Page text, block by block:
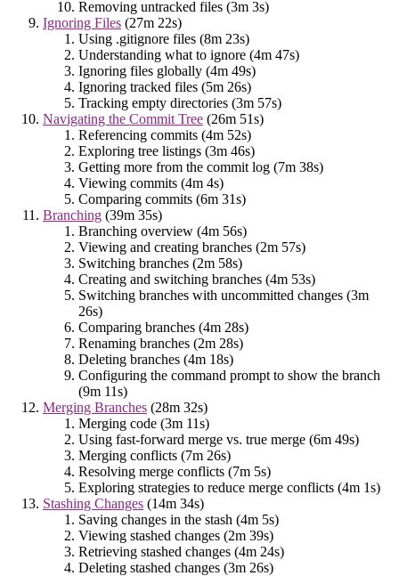
Removing untracked files (3m 3s)
Ignoring Files (27m 22s)
Using .gitignore files (8m 23s)
Understanding what to ignore (4m 47s)
Ignoring files globally (4m 49s)
Ignoring tracked files (5m 26s)
Tracking empty directories (3m 57s)
Navigating the Commit Tree (26m 51s)
Referencing commits (4m 52s)
Exploring tree listings (3m 46s)
Getting more from the commit log (7m 38s)
Viewing commits (4m 4s)
Comparing commits (6m 31s)
Branching (39m 35s)
Branching overview (4m 56s)
Viewing and creating branches (2m 57s)
Switching branches (2m 58s)
Creating and switching branches (4m 53s)
Switching branches with uncommitted changes (3m
26s)
Comparing branches (4m 28s)
Renaming branches (2m 28s)
Deleting branches (4m 18s)
Configuring the command prompt to show the branch
(9m 11s)
Merging Branches (28m 32s)
Merging code (3m 11s)
Using fast-forward merge vs. true merge (6m 49s)
Merging conflicts (7m 26s)
Resolving merge conflicts (7m 5s)
Exploring strategies to reduce merge conflicts (4m 1s)
Stashing Changes (14m 34s)
Saving changes in the stash (4m 5s)
Viewing stashed changes (2m 39s)
Retrieving stashed changes (4m 24s)
Deleting stashed changes (3m 26s)